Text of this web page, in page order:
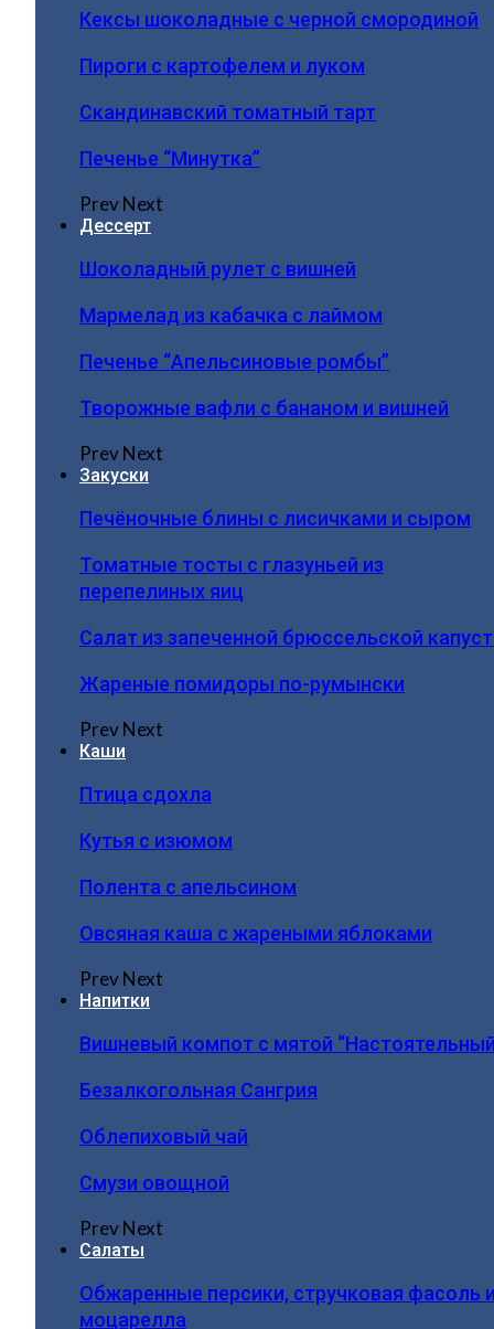
Кексы шоколадные с черной смородиной
Пироги c картофелем и луком
Скандинавский томатный тарт
Печенье “Минутка”
PrevNext
Дессерт
Шоколадный рулет с вишней
Мармелад из кабачка с лаймом
Печенье “Апельсиновые ромбы”
Творожные вафли с бананом и вишней
PrevNext
Закуски
Печёночные блины с лисичками и сыром
Томатные тосты с глазуньей из
перепелиных яиц
Салат из запеченной брюссельской
Жареные помидоры по-румынски
PrevNext
Каши
Птица сдохла
Кутья с изюмом
Полента с апельсином
Овсяная каша с жареными яблоками
PrevNext
Напитки
Вишневый компот с мятой
Безалкогольная Сангрия
Облепиховый чай
Смузи овощной
PrevNext
Салаты
Обжаренные персики, стручковая фасоль
моцарелла